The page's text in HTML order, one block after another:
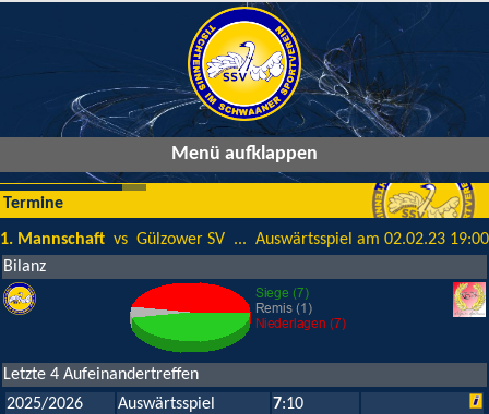
Menü aufklappen
Termine
1. Mannschaft vs Gülzower SV ... Auswärtsspiel am 02.02.23 19:00
Bilanz
Letzte 4 Aufeinandertreffen
2025/2026
Auswärtsspiel 7:10